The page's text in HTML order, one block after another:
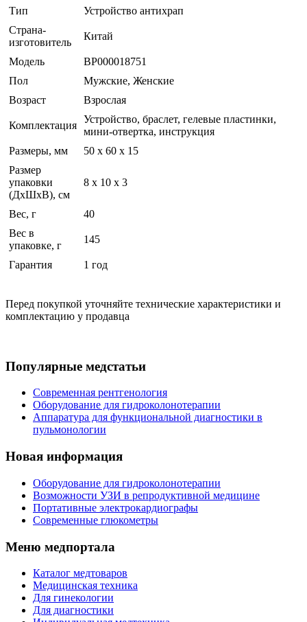
Тип
Устройство антихрап
Страна-
изготовитель
Китай
Модель
BP000018751
Пол
Мужские, Женские
Возраст
Взрослая
Комплектация
Устройство, браслет, гелевые пластинки,
мини-отвертка, инструкция
Размеры, мм
50 х 60 х 15
Размер
упаковки
(ДхШхВ), см
8 x 10 x 3
Вес, г
40
Вес в
упаковке, г
145
Гарантия 1 год
Перед покупкой уточняйте технические характеристики и
комплектацию у продавца
Популярные медстатьи
Современная рентгенология
Оборудование для гидроколонотерапии
Аппаратура для функциональной диагностики в
пульмонологии
Новая информация
Оборудование для гидроколонотерапии
Возможности УЗИ в репродуктивной медицине
Портативные электрокардиографы
Современные глюкометры
Меню медпортала
Каталог медтоваров
Медицинская техника
Для гинекологии
Для диагностики